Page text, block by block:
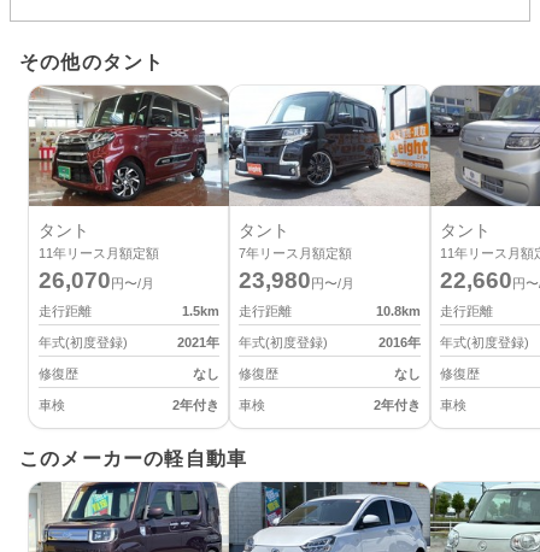
その他のタント
タント
11年リース月額定額
26,070円〜/月
走行距離
1.5km
年式(初度登録) 2021年
修復歴 なし
車検 2年付き
タント
7年リース月額定額
23,980円〜/月
走行距離
10.8km
年式(初度登録) 2016年
修復歴 なし
車検 2年付き
タント
11年リース月額
22,660円
走行距離
年式(初度登録)
修復歴
車検
このメーカーの軽自動車